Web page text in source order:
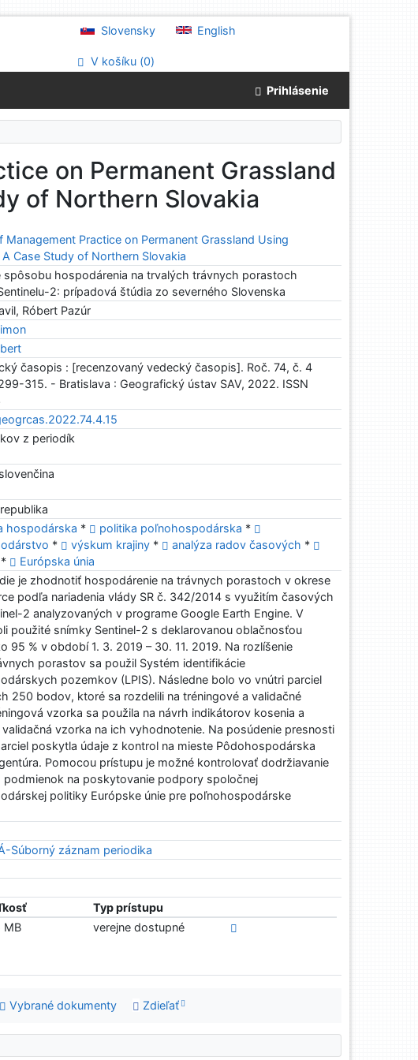
Slovensky English
V košíku (0)
Prihlásenie
on Permanent Grassland
of Northern Slovakia
Management Practice on Permanent Grassland Using
Case Study of Northern Slovakia
spôsobu hospodárenia na trvalých trávnych porastoch
2: prípadová štúdia zo severného Slovenska
Róbert Pazúr
časopis : [recenzovaný vedecký časopis]. Roč. 74, č. 4
315. - Bratislava : Geografický ústav SAV, 2022. ISSN
z periodík
hospodárska * politika poľnohospodárska *
* výskum krajiny * analýza radov časových *
*
Európska únia
je zhodnotiť hospodárenie na trávnych porastoch v okrese
podľa nariadenia vlády SR č. 342/2014 s využitím časových
2 analyzovaných v programe Google Earth Engine. V
použité snímky Sentinel-2 s deklarovanou oblačnosťou
95 % v období 1. 3. 2019 – 30. 11. 2019. Na rozlíšenie
porastov sa použil Systém identifikácie
pozemkov (LPIS). Následne bolo vo vnútri parciel
250 bodov, ktoré sa rozdelili na tréningové a validačné
vzorka sa použila na návrh indikátorov kosenia a
validačná vzorka na ich vyhodnotenie. Na posúdenie presnosti
poskytla údaje z kontrol na mieste Pôdohospodárska
Pomocou prístupu je možné kontrolovať dodržiavanie
podmienok na poskytovanie podpory spoločnej
politiky Európske únie pre poľnohospodárske
Súborný záznam periodika
Typ prístupu
MB verejne dostupné
Vybrané dokumenty Zdieľať